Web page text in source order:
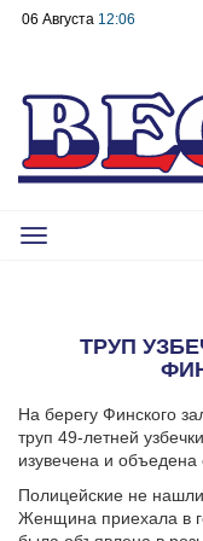
06 Августа 12:06
Toggle
ТРУП
На берегу Финского
труп 49-летней
изувечена и объедена
Полицейские не
Женщина приехала в